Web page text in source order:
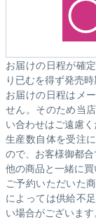
お届けの日程が確
り已むを得ず発売
お届けの日程はメ
せん。そのため当
い合わせはご遠慮く
生産数自体を受注
ので、お客様御都合
他の商品と一緒に買
ご予約いただいた
によっては供給不
い場合がございます